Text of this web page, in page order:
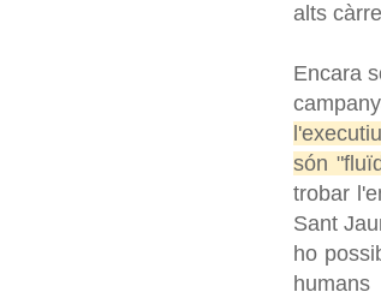
alts
Encara
són
trobar
Sant
ho